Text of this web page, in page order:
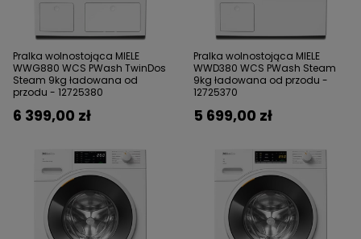
Pralka wolnostojąca MIELE
WWG880 WCS PWash TwinDos
Steam 9kg ładowana od
przodu - 12725380
6 399,00 zł
Pralka wolnostojąca MIELE
WWD380 WCS PWash Steam
9kg ładowana od przodu -
12725370​
5 699,00 zł